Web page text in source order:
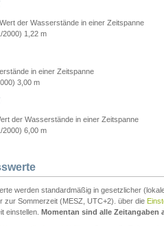
der Wasserstände in einer Zeitspanne
2000) 1,22 m
in einer Zeitspanne
3,00 m
der Wasserstände in einer Zeitspanne
2000) 6,00 m
werden standardmäßig in gesetzlicher
zur Sommerzeit (MESZ, UTC+2). über die
einstellen. Momentan sind alle Zeitangaben